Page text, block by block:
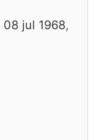
08 jul 1968,